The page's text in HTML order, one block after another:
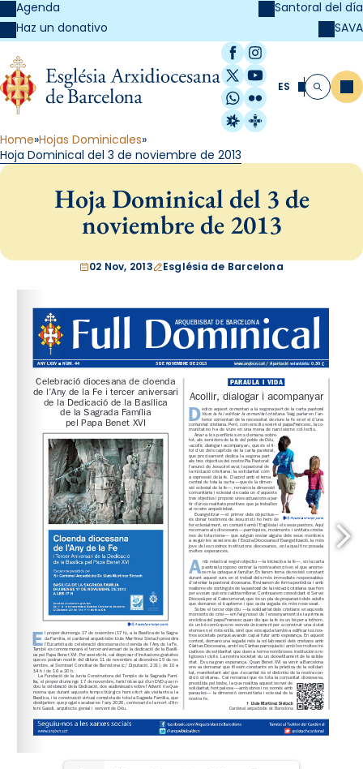
Agenda
Haz un donativo
Santoral del día
SAVA
Facebook
Instagram
X / Twitter
YouTube
WhatsApp
Flickr
Radio Estel
Catalunya
ES Buscar
Home Hojas Dominicales
Hoja Dominical del 3 de noviembre de 2013
Hoja Dominical del 3 de
noviembre de 2013
02 Nov, 2013 Església de Barcelona
www.arqbcn.cat / Aportació voluntària: 0,30
www.oracio.org